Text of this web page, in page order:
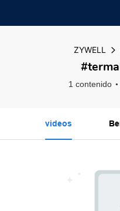
ZYWELL
1 contenido
videos